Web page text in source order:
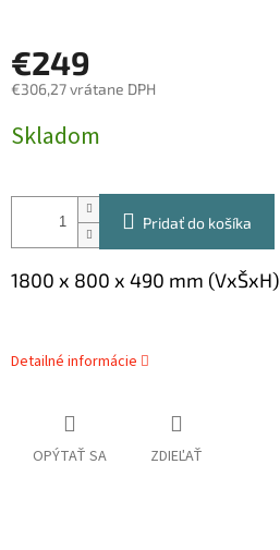
€249
€306,27 vrátane DPH
cena:
Skladom
Pridať do košíka
1800 x 800 x 490 mm (VxŠxH)
Detailné informácie
OPÝTAŤ SA ZDIEĽAŤ